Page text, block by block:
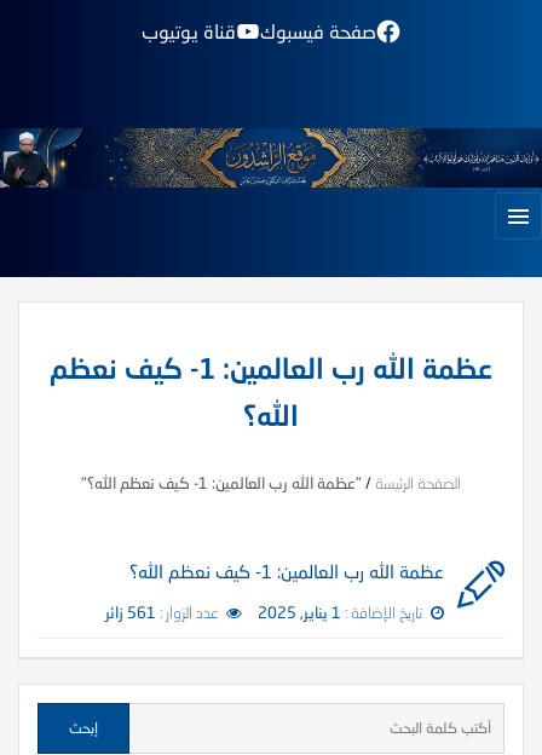
صفحة فيسبوك قناة يوتيوب
عظمة الله رب العالمين: 1- كيف نعظم
الله؟
الصفحة الرئيسة /"عظمة الله رب العالمين: 1- كيف نعظم الله؟"
عظمة الله رب العالمين: 1- كيف نعظم الله؟
تاريخ الإضافة : 1 يناير, 2025 عدد الزوار : 561 زائر